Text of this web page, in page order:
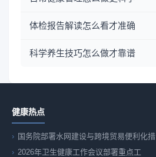
体检报告解读怎么看才准确
科学养生技巧怎么做才靠谱
健康热点
国务院部署水网建设与跨境贸易便利化措
2026年卫生健康工作会议部署重点工